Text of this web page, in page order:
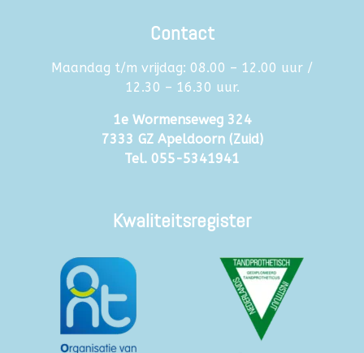
Contact
Maandag t/m vrijdag: 08.00 – 12.00 uur /
12.30 – 16.30 uur.
1e Wormenseweg 324
7333 GZ Apeldoorn (Zuid)
Tel. 055-5341941
Kwaliteitsregister